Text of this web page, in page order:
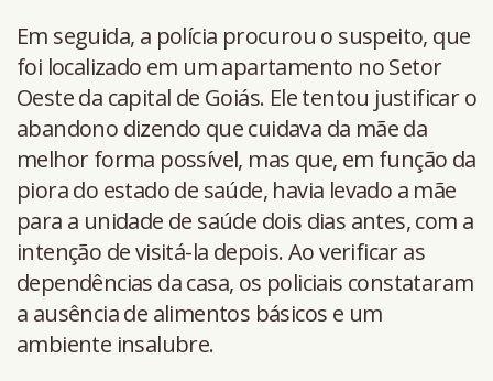
Em seguida, a polícia procurou o suspeito, que
foi localizado em um apartamento no Setor
Oeste da capital de Goiás. Ele tentou justificar o
abandono dizendo que cuidava da mãe da
melhor forma possível, mas que, em função da
piora do estado de saúde, havia levado a mãe
para a unidade de saúde dois dias antes, com a
intenção de visitá-la depois. Ao verificar as
dependências da casa, os policiais constataram
a ausência de alimentos básicos e um
ambiente insalubre.